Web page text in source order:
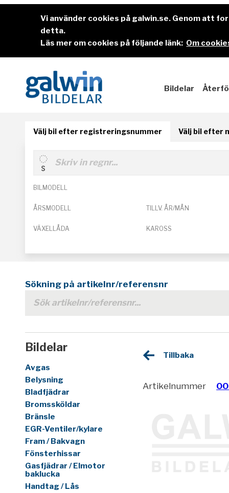
Vi använder cookies på galwin.se. Genom att
detta.
Läs mer om cookies på följande länk: Om
Bildelar
Välj bil efter registreringsnummer Välj bil efter
BILMODELL
ÅRSMODELL TILLV. ÅR/MÅN
VÄXELLÅDA KAROSS
Sökning på artikelnr/referensnr
Bildelar
Avgas
Belysning
Bladfjädrar
Bromssköldar
Bränsle
EGR-Ventiler/kylare
Fram / Bakvagn
Fönsterhissar
Gasfjädrar / Elmotor
baklucka
Handtag / Lås
Tillbaka
Artikelnummer